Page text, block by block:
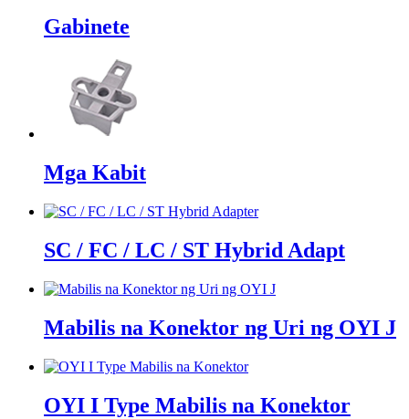
Gabinete
Mga Kabit
SC / FC / LC / ST Hybrid Adapt
Mabilis na Konektor ng Uri ng OYI J
OYI I Type Mabilis na Konektor